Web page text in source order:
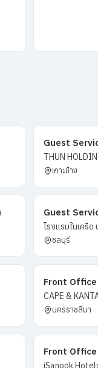
Guest
THUN
เกาะช้าง
Guest
โรงแรมในเครื
ชลบุรี
Front Office
CAPE &
นครราชสีมา
Front Office